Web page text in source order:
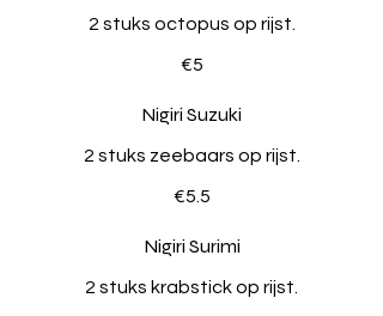
2 stuks octopus op rijst.
€5
Nigiri Suzuki
2 stuks zeebaars op rijst.
€5.5
Nigiri Surimi
2 stuks krabstick op rijst.